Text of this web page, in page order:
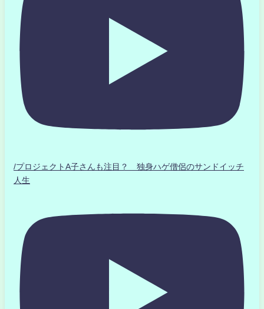
/プロジェクトA子さんも注目？ 独身ハゲ僧侶のサンドイッチ
人生